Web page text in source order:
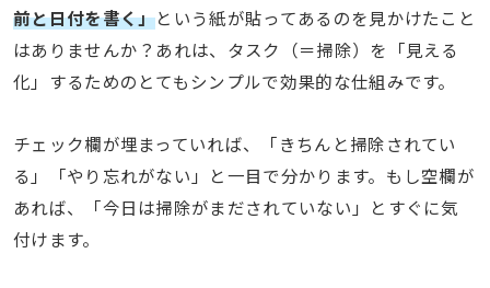
前と日付を書く」という紙が貼ってあるのを見かけたこと
はありませんか？あれは、タスク（＝掃除）を「見える
化」するためのとてもシンプルで効果的な仕組みです。
チェック欄が埋まっていれば、「きちんと掃除されてい
る」「やり忘れがない」と一目で分かります。もし空欄が
あれば、「今日は掃除がまだされていない」とすぐに気
付けます。